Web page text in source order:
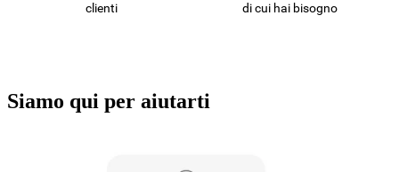
clienti
di cui hai bisogno
Siamo qui per aiutarti